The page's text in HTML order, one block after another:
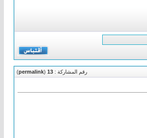
رقم المشاركة : 13
(
permalink
)